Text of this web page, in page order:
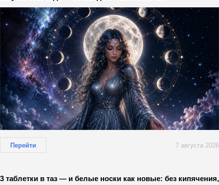
Перейти 7 августа 2026
3 таблетки в таз — и белые носки как новые: без кипячения,